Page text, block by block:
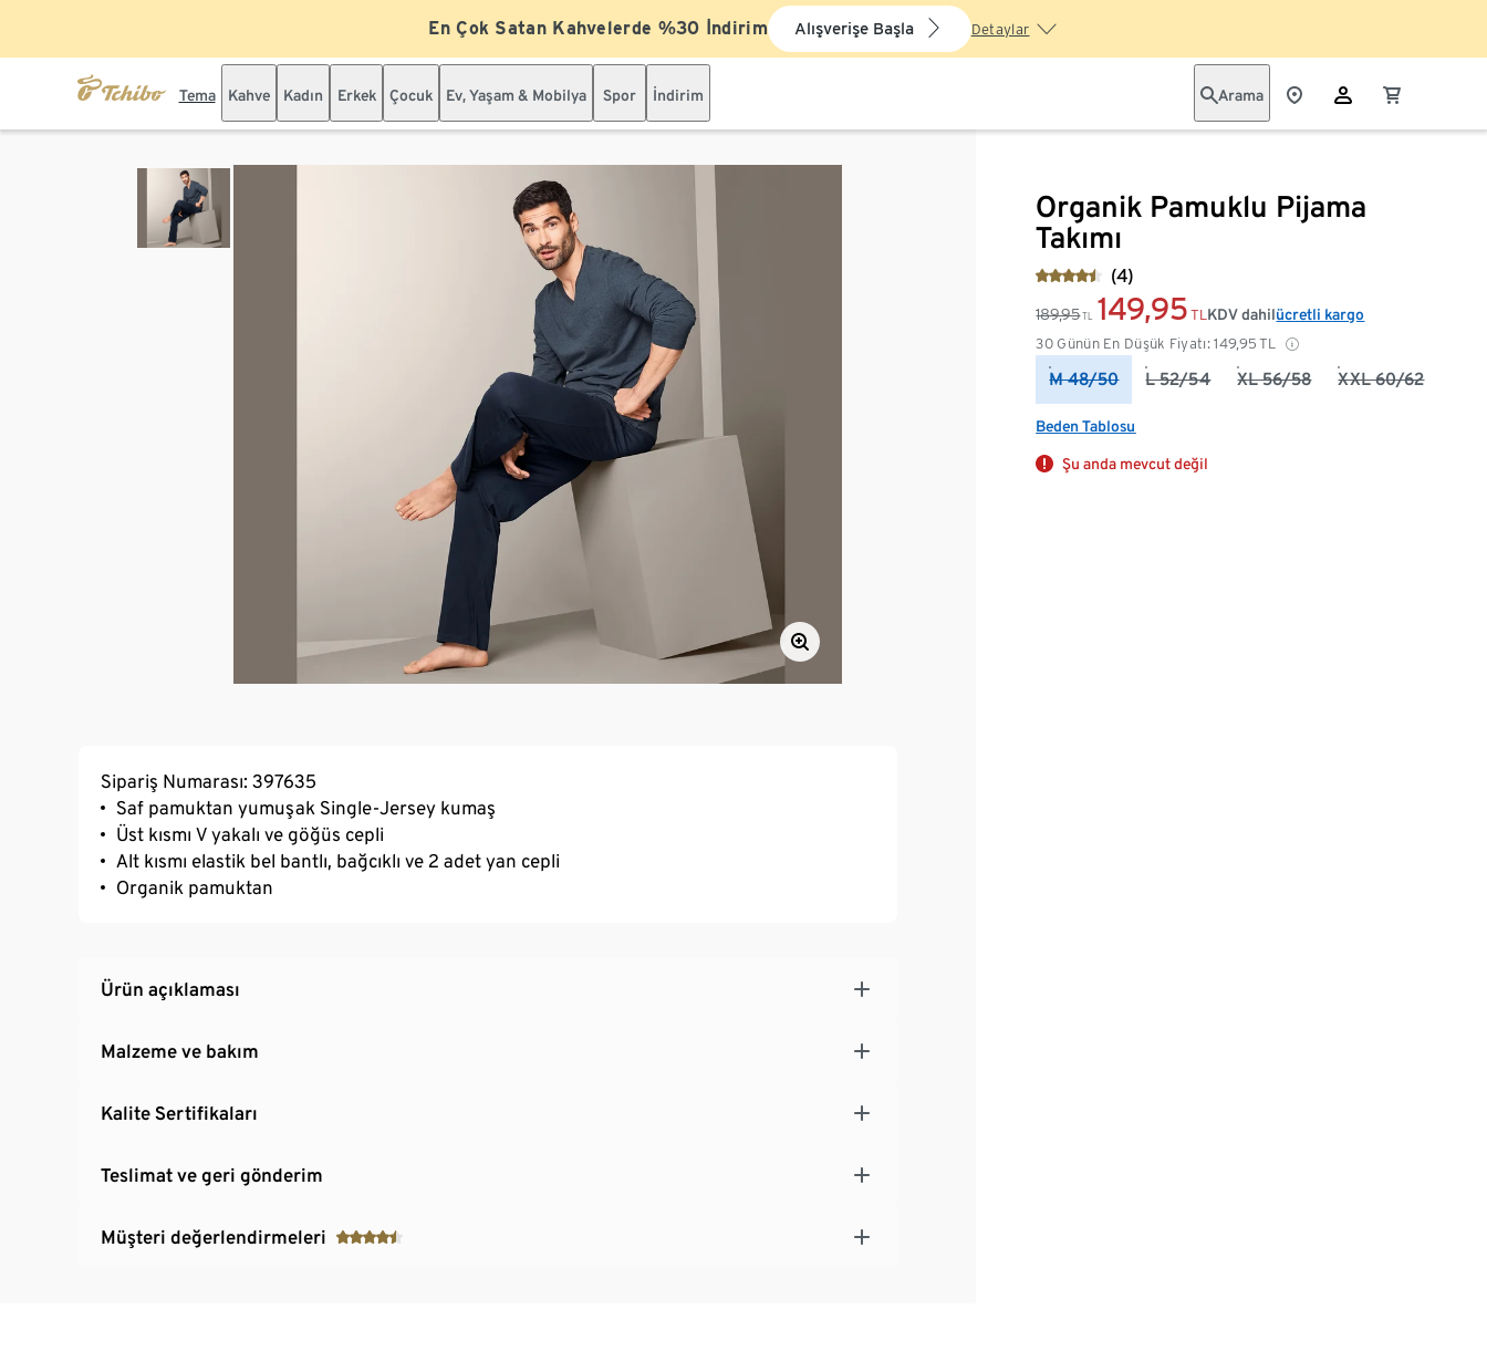
En Çok Satan Kahvelerde %30 İndirim Alışverişe Başla Detaylar
Tema Kahve Kadın Erkek Çocuk Ev, Yaşam & Mobilya Spor İndirim Arama
Organik Pamuklu Pijama
Takımı
(4)
189,95 TL 149,95 TL
30 Günün En Düşük Fiyatı: 149,95 TL
KDV dahilücretli kargo
M 48/50 L 52/54 XL 56/58 XXL 60/62
Beden Tablosu
Şu anda mevcut değil
Sipariş Numarası: 397635
Saf pamuktan yumuşak Single-Jersey kumaş
Üst kısmı V yakalı ve göğüs cepli
Alt kısmı elastik bel bantlı, bağcıklı ve 2 adet yan cepli
Organik pamuktan
Ürün açıklaması
Malzeme ve bakım
Kalite Sertifikaları
Teslimat ve geri gönderim
Müşteri değerlendirmeleri